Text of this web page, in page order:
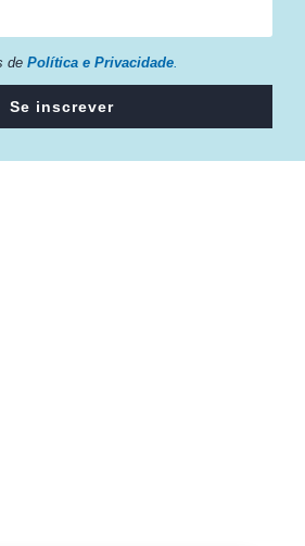
de Política e Privacidade.
Se inscrever